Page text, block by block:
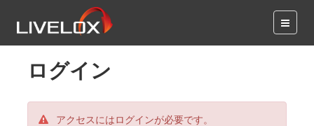
ログイン
アクセスにはログインが必要です。